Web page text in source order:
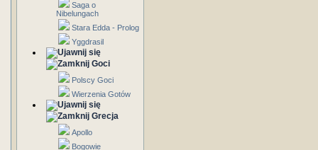
Saga o
Nibelungach
Stara Edda - Prolog
Yggdrasil
Goci
Polscy Goci
Wierzenia Gotów
Grecja
Apollo
Bogowie